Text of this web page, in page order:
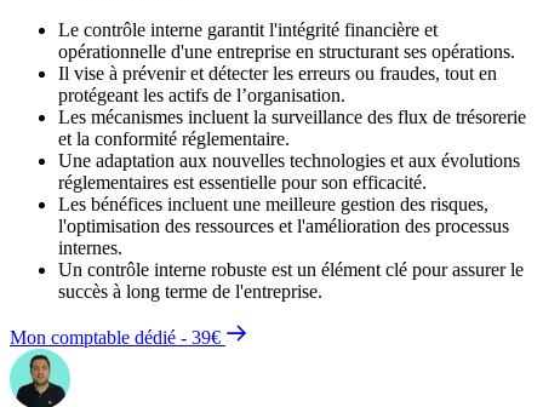
Le contrôle interne garantit l'intégrité financière et
opérationnelle d'une entreprise en structurant ses opérations.
Il vise à prévenir et détecter les erreurs ou fraudes, tout en
protégeant les actifs de l’organisation.
Les mécanismes incluent la surveillance des flux de trésorerie
et la conformité réglementaire.
Une adaptation aux nouvelles technologies et aux évolutions
réglementaires est essentielle pour son efficacité.
Les bénéfices incluent une meilleure gestion des risques,
l'optimisation des ressources et l'amélioration des processus
internes.
Un contrôle interne robuste est un élément clé pour assurer le
succès à long terme de l'entreprise.
Mon comptable dédié - 39€